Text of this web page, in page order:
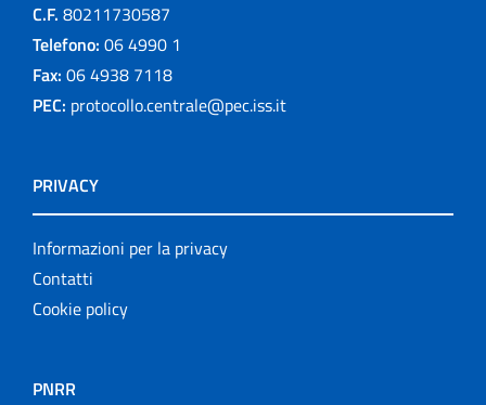
C.F. 80211730587
Telefono: 06 4990 1
Fax: 06 4938 7118
PEC: protocollo.centrale@pec.iss.it
PRIVACY
Informazioni per la privacy
Contatti
Cookie policy
PNRR